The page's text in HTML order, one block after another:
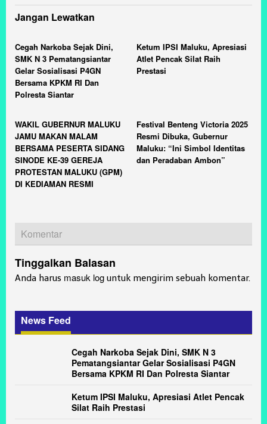
Jangan Lewatkan
Cegah Narkoba Sejak Dini,
SMK N 3 Pematangsiantar
Gelar Sosialisasi P4GN
Bersama KPKM RI Dan
Polresta Siantar
Ketum IPSI Maluku, Apresiasi
Atlet Pencak Silat Raih
Prestasi
WAKIL GUBERNUR MALUKU
JAMU MAKAN MALAM
BERSAMA PESERTA SIDANG
SINODE KE-39 GEREJA
PROTESTAN MALUKU (GPM)
DI KEDIAMAN RESMI
Festival Benteng Victoria 2025
Resmi Dibuka, Gubernur
Maluku: “Ini Simbol Identitas
dan Peradaban Ambon”
Komentar
Tinggalkan Balasan
Anda harus masuk log untuk mengirim sebuah komentar.
News Feed
Cegah Narkoba Sejak Dini, SMK N 3
Pematangsiantar Gelar Sosialisasi P4GN
Bersama KPKM RI Dan Polresta Siantar
Ketum IPSI Maluku, Apresiasi Atlet Pencak
Silat Raih Prestasi